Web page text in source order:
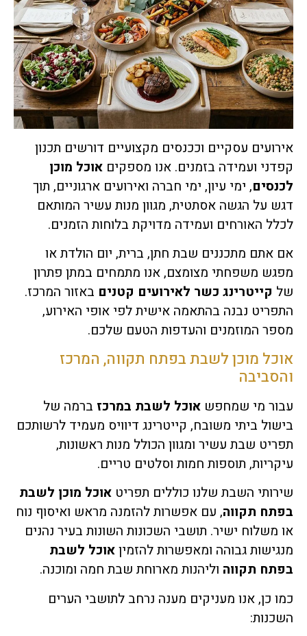
אירועים עסקיים וככנסים מקצועיים דורשים תכנון
קפדני ועמידה בזמנים. אנו מספקים אוכל מוכן
לכנסים, ימי עיון, ימי חברה ואירועים ארגוניים, תוך
דגש על הגשה אסתטית, מגוון מנות עשיר המותאם
לכלל האורחים ועמידה מדויקת בלוחות הזמנים.
אם אתם מתכננים שבת חתן, ברית, יום הולדת או
מפגש משפחתי מצומצם, אנו מתמחים במתן פתרון
של קייטרינג כשר לאירועים קטנים באזור המרכז.
התפריט נבנה בהתאמה אישית לפי אופי האירוע,
מספר המוזמנים והעדפות הטעם שלכם.
אוכל מוכן לשבת בפתח תקווה, המרכז
והסביבה
עבור מי שמחפש אוכל לשבת במרכז ברמה של
בישול ביתי משובח, קייטרינג דיוויס מעמיד לרשותכם
תפריט שבת עשיר ומגוון הכולל מנות ראשונות,
עיקריות, תוספות חמות וסלטים טריים.
שירותי השבת שלנו כוללים תפריט אוכל מוכן לשבת
בפתח תקווה, עם אפשרות להזמנה מראש ואיסוף נוח
או משלוח ישיר. תושבי השכונות השונות בעיר נהנים
מנגישות גבוהה ומאפשרות להזמיןאוכל לשבת
בפתח תקווה וליהנות מארוחת שבת חמה ומוכנה.
כמו כן, אנו מעניקים מענה נרחב לתושבי הערים
השכנות: